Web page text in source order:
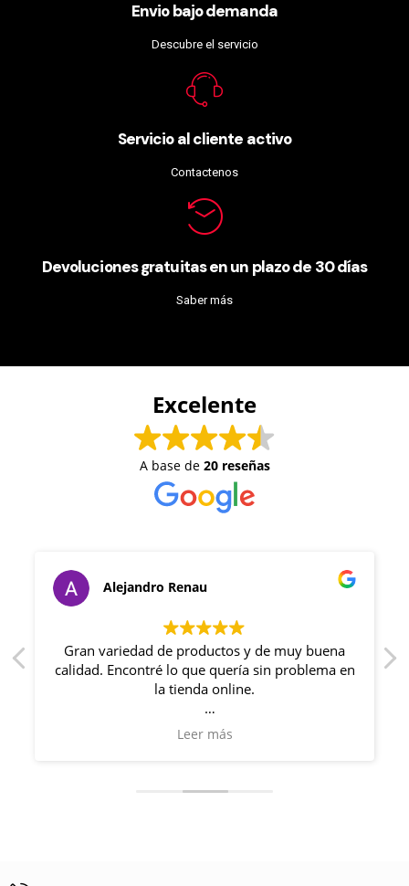
Envio bajo demanda
Descubre el servicio
Servicio al cliente activo
Contactenos
Devoluciones gratuitas en un plazo de 30 días
Saber más
Excelente
A base de 20 reseñas
Alejandro Renau
Gran variedad de productos y de muy buena
calidad. Encontré lo que quería sin problema en
la tienda online.
Además, me acerque un día a la tienda y me
Leer más